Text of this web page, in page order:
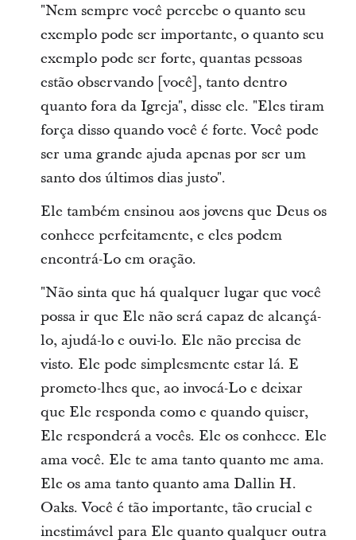
"Nem sempre você percebe o quanto seu
exemplo pode ser importante, o quanto seu
exemplo pode ser forte, quantas pessoas
estão observando [você], tanto dentro
quanto fora da Igreja", disse ele. "Eles tiram
força disso quando você é forte. Você pode
ser uma grande ajuda apenas por ser um
santo dos últimos dias justo".
Ele também ensinou aos jovens que Deus os
conhece perfeitamente, e eles podem
encontrá-Lo em oração.
"Não sinta que há qualquer lugar que você
possa ir que Ele não será capaz de alcançá-
lo, ajudá-lo e ouvi-lo. Ele não precisa de
visto. Ele pode simplesmente estar lá. E
prometo-lhes que, ao invocá-Lo e deixar
que Ele responda como e quando quiser,
Ele responderá a vocês. Ele os conhece. Ele
ama você. Ele te ama tanto quanto me ama.
Ele os ama tanto quanto ama Dallin H.
Oaks. Você é tão importante, tão crucial e
inestimável para Ele quanto qualquer outra